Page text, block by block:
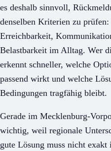
es deshalb sinnvoll,
denselben Kriterien zu prüfen:
Erreichbarkeit,
Belastbarkeit im Alltag. Wer
erkennt schneller, welche
passend wirkt und welche
Bedingungen tragfähig bleibt.
Gerade im Mecklenburg-
wichtig, weil regionale
gute Lösung muss nicht